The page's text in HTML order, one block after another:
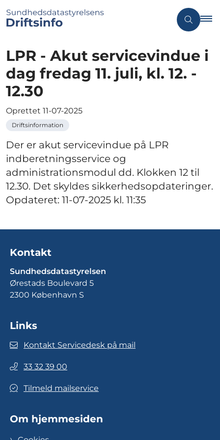
LPR - Akut servicevindue i
dag fredag 11. juli, kl. 12. -
12.30
Oprettet 11-07-2025
Driftsinformation
Der er akut servicevindue på LPR
indberetningsservice og
administrationsmodul dd. Klokken 12 til
12.30. Det skyldes sikkerhedsopdateringer.
Opdateret: 11-07-2025 kl. 11:35
Kontakt
Sundhedsdatastyrelsen
Ørestads Boulevard 5
2300 København S
Links
Kontakt Servicedesk på mail
33 32 39 00
Tilmeld mailservice
Om hjemmesiden